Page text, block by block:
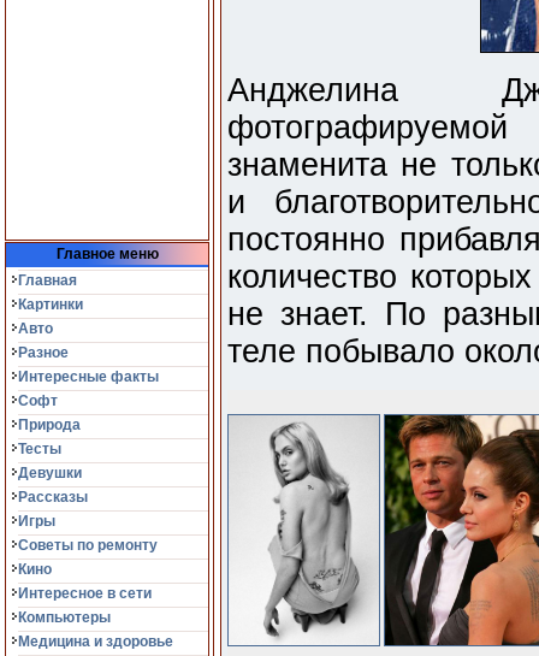
Главное меню
Главная
Картинки
Авто
Разное
Интересные факты
Софт
Природа
Тесты
Девушки
Рассказы
Игры
Советы по ремонту
Кино
Интересное в сети
Компьютеры
Медицина и здоровье
Анджелина
знаменита не
и
постоянно
количество
не знает. По
теле побывало